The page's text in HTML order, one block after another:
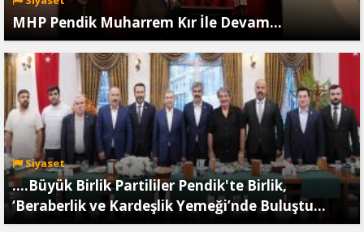
MHP Pendik Muharrem Kır İle Devam…
Siyaset
....Büyük Birlik Partililer Pendik'te Birlik,
‘Beraberlik ve Kardeşlik Yemeği’nde Buluştu…